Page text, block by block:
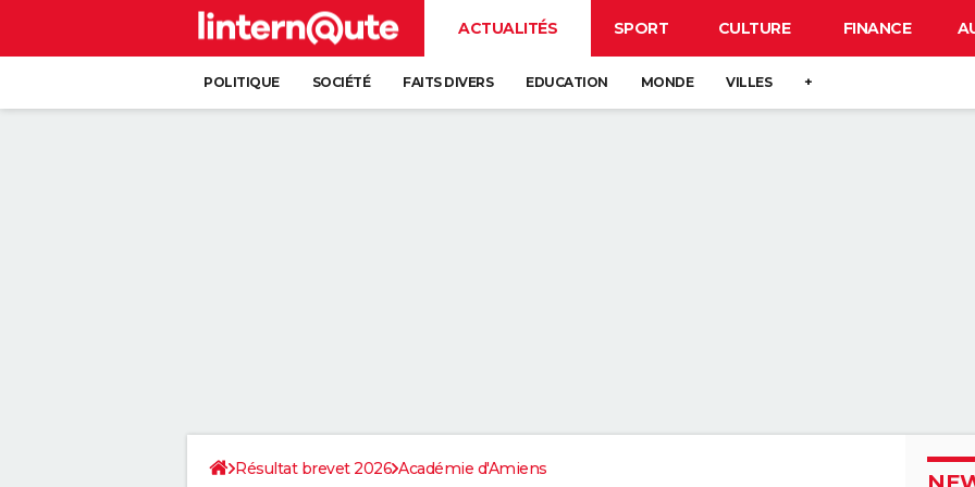
ACTUALITÉS SPORT CULTURE FINANCE
POLITIQUE SOCIÉTÉ FAITS DIVERS EDUCATION MONDE VILLES +
Résultat brevet 2026 Académie d'Amiens